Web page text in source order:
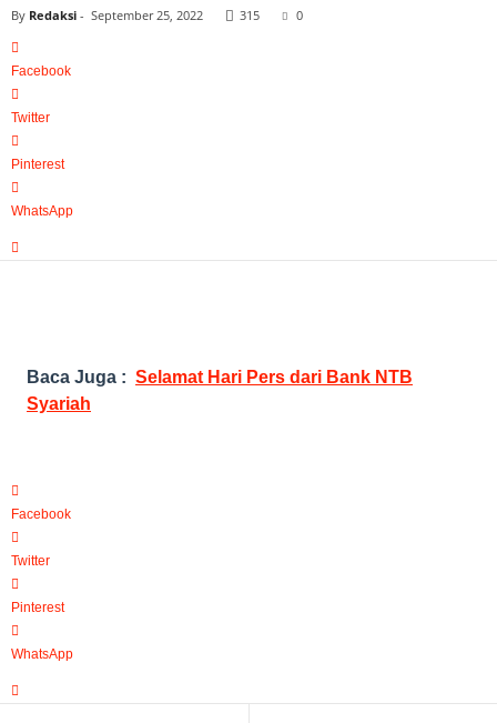
By Redaksi - September 25, 2022 315 0
Facebook
Twitter
Pinterest
WhatsApp
Baca Juga : Selamat Hari Pers dari Bank NTB
Syariah
Facebook
Twitter
Pinterest
WhatsApp